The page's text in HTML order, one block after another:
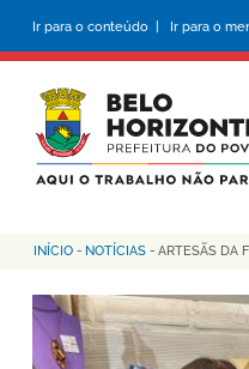
conteúdo
principal
Ir para o conteúdo | Ir para o
Trilha
de
navegação
INÍCIO - NOTÍCIAS - ARTESÃS DA